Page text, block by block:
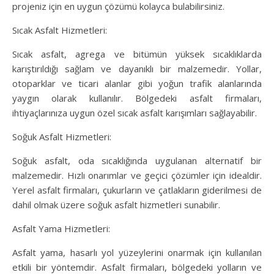
projeniz için en uygun çözümü kolayca bulabilirsiniz.
Sıcak Asfalt Hizmetleri:
Sıcak asfalt, agrega ve bitümün yüksek sıcaklıklarda
karıştırıldığı sağlam ve dayanıklı bir malzemedir. Yollar,
otoparklar ve ticari alanlar gibi yoğun trafik alanlarında
yaygın olarak kullanılır. Bölgedeki asfalt firmaları,
ihtiyaçlarınıza uygun özel sıcak asfalt karışımları sağlayabilir.
Soğuk Asfalt Hizmetleri:
Soğuk asfalt, oda sıcaklığında uygulanan alternatif bir
malzemedir. Hızlı onarımlar ve geçici çözümler için idealdir.
Yerel asfalt firmaları, çukurların ve çatlakların giderilmesi de
dahil olmak üzere soğuk asfalt hizmetleri sunabilir.
Asfalt Yama Hizmetleri:
Asfalt yama, hasarlı yol yüzeylerini onarmak için kullanılan
etkili bir yöntemdir. Asfalt firmaları, bölgedeki yolların ve